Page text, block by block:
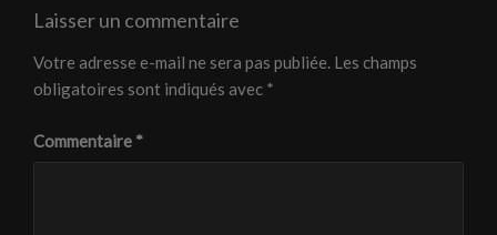
Laisser un commentaire
Votre adresse e-mail ne sera pas publiée. Les champs
obligatoires sont indiqués avec *
Commentaire *